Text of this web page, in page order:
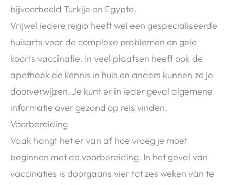
bijvoorbeeld Turkije en Egypte.
Vrijwel iedere regio heeft wel een gespecialiseerde
huisarts voor de complexe problemen en gele
koorts vaccinatie. In veel plaatsen heeft ook de
apotheek de kennis in huis en anders kunnen ze je
doorverwijzen. Je kunt er in ieder geval algemene
informatie over gezond op reis vinden.
Voorbereiding
Vaak hangt het er van af hoe vroeg je moet
beginnen met de voorbereiding. In het geval van
vaccinaties is doorgaans vier tot zes weken van te